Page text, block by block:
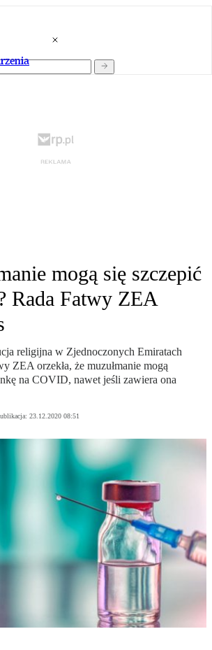
mogą się szczepić
Rada Fatwy ZEA
religijna w Zjednoczonych Emiratach
ZEA orzekła, że muzułmanie mogą
na COVID, nawet jeśli zawiera ona
23.12.2020 08:51